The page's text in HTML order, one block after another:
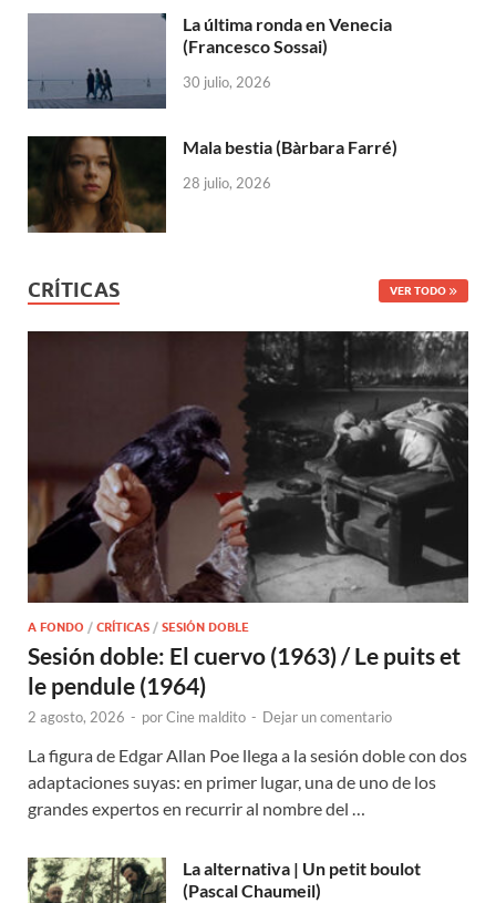
La última ronda en Venecia
(Francesco Sossai)
30 julio, 2026
Mala bestia (Bàrbara Farré)
28 julio, 2026
CRÍTICAS VER TODO
A FONDO / CRÍTICAS / SESIÓN DOBLE
Sesión doble: El cuervo (1963) / Le puits et
le pendule (1964)
2 agosto, 2026 - porCine maldito - Dejar un comentario
La figura de Edgar Allan Poe llega a la sesión doble con dos
adaptaciones suyas: en primer lugar, una de uno de los
grandes expertos en recurrir al nombre del …
La alternativa | Un petit boulot
(Pascal Chaumeil)